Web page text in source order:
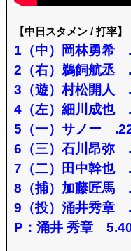
【中日スタメン / 打率】
1（中）岡林勇希
2（右）鵜飼航丞
3（遊）村松開人
4（左）細川成也
5（一）サノー
6（三）石川昂弥
7（二）田中幹也
8（捕）加藤匠馬
9（投）涌井秀章
P：涌井 秀章